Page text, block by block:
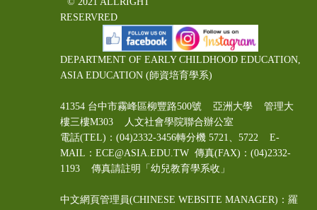
RESERVRED
DEPARTMENT OF EARLY CHILDHOOD EDUCATION,
ASIA EDUCATION (師資培育學系)
41354 台中市霧峰區柳豐路500號 亞洲大學 管理大
樓三樓M303 人文社會學院聯合辦公室
電話(TEL)：(04)2332-3456轉分機 5721、5722 E-
MAIL：ECE@ASIA.EDU.TW 傳真(FAX)：(04)2332-
1193 傳真請註明「幼兒教育學系收」
中文網頁管理員(CHINESE WEBSITE MANAGER)：羅